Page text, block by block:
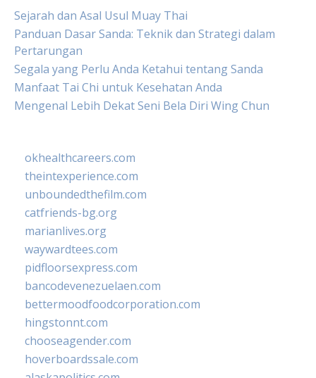
Sejarah dan Asal Usul Muay Thai
Panduan Dasar Sanda: Teknik dan Strategi dalam
Pertarungan
Segala yang Perlu Anda Ketahui tentang Sanda
Manfaat Tai Chi untuk Kesehatan Anda
Mengenal Lebih Dekat Seni Bela Diri Wing Chun
okhealthcareers.com
theintexperience.com
unboundedthefilm.com
catfriends-bg.org
marianlives.org
waywardtees.com
pidfloorsexpress.com
bancodevenezuelaen.com
bettermoodfoodcorporation.com
hingstonnt.com
chooseagender.com
hoverboardssale.com